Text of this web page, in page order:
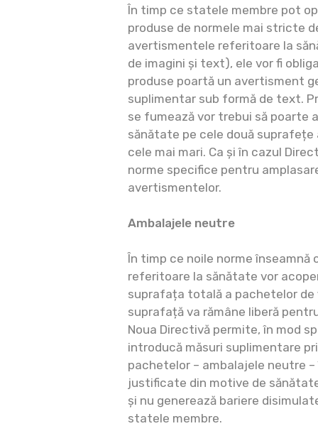
În timp ce statele membre pot
produse de normele mai stricte
avertismentele referitoare la
de imagini și text), ele vor fi
produse poartă un avertisment
suplimentar sub formă de text.
se fumează vor trebui să poarte
sănătate pe cele două
cele mai mari. Ca și în cazul
norme specifice pentru
avertismentelor.
Ambalajele neutre
În timp ce noile norme înseamnă
referitoare la sănătate vor
suprafața totală a pachetelor
suprafață va rămâne liberă
Noua Directivă permite, în mod
introducă măsuri suplimentare
pachetelor – ambalajele neutre
justificate din motive de
și nu generează bariere
statele membre.